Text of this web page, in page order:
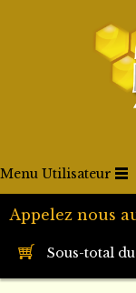
Menu Utilisateur
Appelez nous
Sous-total